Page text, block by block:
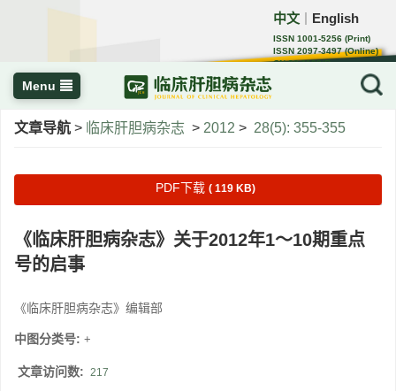
中文 English
ISSN 1001-5256 (Print)
ISSN 2097-3497 (Online)
CN 22-1108/R
Menu
文章导航 > 临床肝胆病杂志 > 2012 > 28(5): 355-355
PDF下载 ( 119 KB)
《临床肝胆病杂志》关于2012年1～10期重点
号的启事
《临床肝胆病杂志》编辑部
中图分类号: +
文章访问数: 217